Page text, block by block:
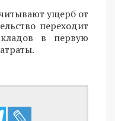
ущерб от
переходит
в первую